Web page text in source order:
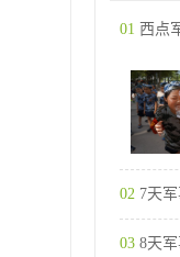
01 西点
02 7天
03 8天